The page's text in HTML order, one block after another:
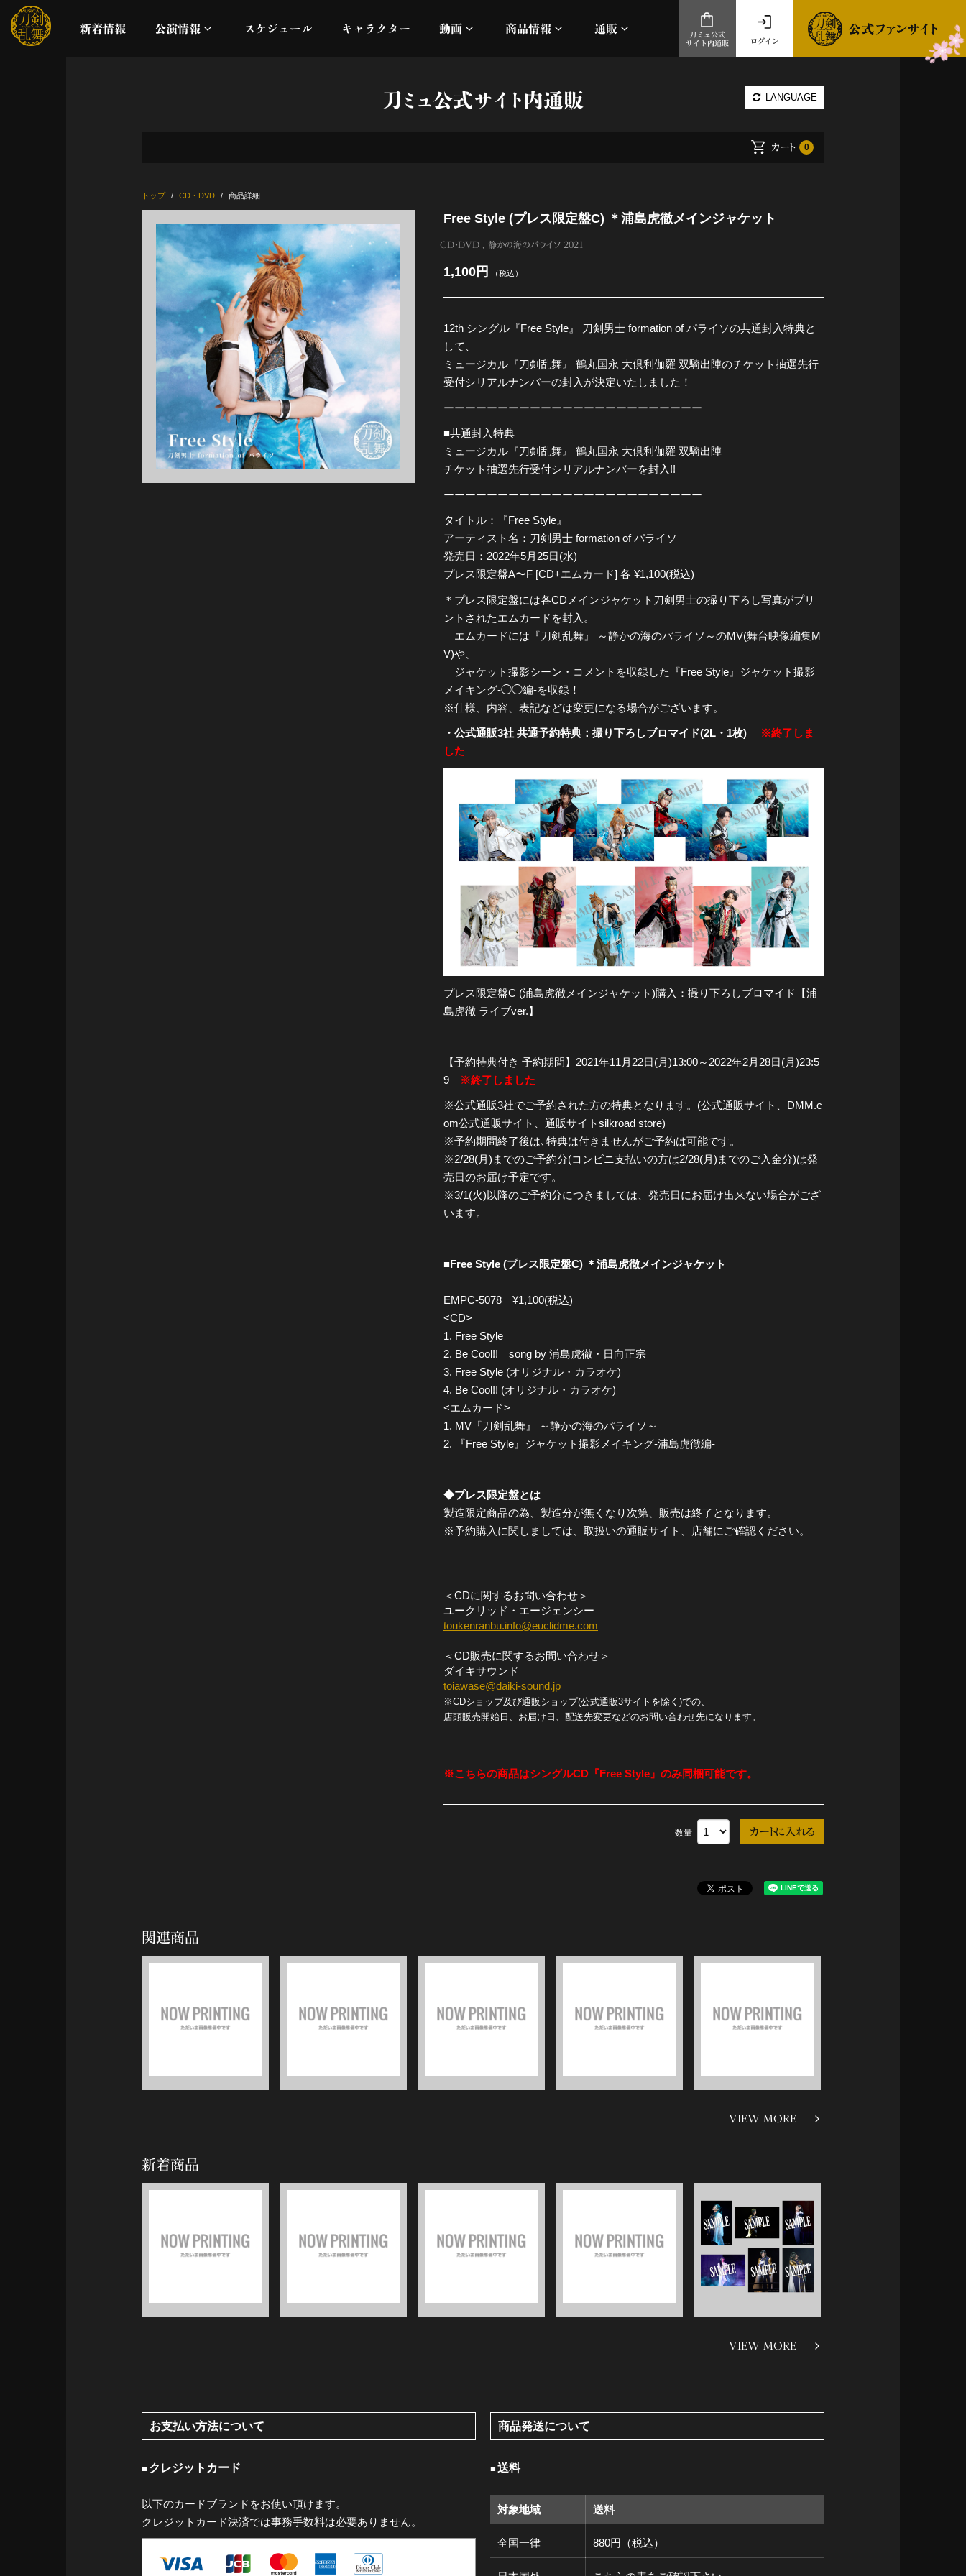
新着情報 公演情報
配信
ライブビューイング
公演に関するお知らせ
スケジュール キャラクター 動画
オフィシャルムービー
商品情報
加州清光 単騎出陣 極
静かなる夜半の寝ざめ
ディスコグラフィー
通販
ログイン
刀ミュ公式
サイト内通販
刀ミュ公式サイト内通販 LANGUAGE
カート 0
トップ CD・DVD 商品詳細
Free Style (プレス限定盤C) ＊浦島虎徹メインジャケット
CD・DVD 静かの海のパライソ 2021
1,100円 （税込）
12th シングル『Free Style』 刀剣男士 formation of パライソの共通封入特典と
して、
ミュージカル『刀剣乱舞』 鶴丸国永 大倶利伽羅 双騎出陣のチケット抽選先行
受付シリアルナンバーの封入が決定いたしました！
ーーーーーーーーーーーーーーーーーーーーーーーー
■共通封入特典
ミュージカル『刀剣乱舞』 鶴丸国永 大倶利伽羅 双騎出陣
チケット抽選先行受付シリアルナンバーを封入!!
ーーーーーーーーーーーーーーーーーーーーーーーー
タイトル：『Free Style』
アーティスト名：刀剣男士 formation of パライソ
発売日：2022年5月25日(水)
プレス限定盤A〜F [CD+エムカード] 各 ¥1,100(税込)
＊プレス限定盤には各CDメインジャケット刀剣男士の撮り下ろし写真がプリ
ントされたエムカードを封入。
エムカードには『刀剣乱舞』 ～静かの海のパライソ～のMV(舞台映像編集M
V)や、
ジャケット撮影シーン・コメントを収録した『Free Style』ジャケット撮影
メイキング-◯◯編-を収録！
※仕様、内容、表記などは変更になる場合がございます。
・公式通販3社 共通予約特典：撮り下ろしブロマイド(2L・1枚)
※終了しま
した
プレス限定盤C (浦島虎徹メインジャケット)購入：撮り下ろしブロマイド【浦
島虎徹 ライブver.】
【予約特典付き 予約期間】2021年11月22日(月)13:00～2022年2月28日(月)23:5
9
※終了しました
※公式通販3社でご予約された方の特典となります。(公式通販サイト、DMM.c
om公式通販サイト、通販サイトsilkroad store)
※予約期間終了後は､特典は付きませんがご予約は可能です。
※2/28(月)までのご予約分(コンビニ支払いの方は2/28(月)までのご入金分)は発
売日のお届け予定です。
※3/1(火)以降のご予約分につきましては、発売日にお届け出来ない場合がござ
います。
■Free Style (プレス限定盤C) ＊浦島虎徹メインジャケット
EMPC-5078 ¥1,100(税込)
<CD>
1. Free Style
2. Be Cool!! song by 浦島虎徹・日向正宗
3. Free Style (オリジナル・カラオケ)
4. Be Cool!! (オリジナル・カラオケ)
<エムカード>
1. MV『刀剣乱舞』 ～静かの海のパライソ～
2. 『Free Style』ジャケット撮影メイキング-浦島虎徹編-
◆プレス限定盤とは
製造限定商品の為、製造分が無くなり次第、販売は終了となります。
※予約購入に関しましては、取扱いの通販サイト、店舗にご確認ください。
＜CDに関するお問い合わせ＞
ユークリッド・エージェンシー
toukenranbu.info@euclidme.com
＜CD販売に関するお問い合わせ＞
ダイキサウンド
toiawase@daiki-sound.jp
※CDショップ及び通販ショップ(公式通販3サイトを除く)での、
店頭販売開始日、お届け日、配送先変更などのお問い合わせ先になります。
※こちらの商品はシングルCD『Free Style』のみ同梱可能です。
数量
関連商品
VIEW MORE
新着商品
VIEW MORE
お支払い方法について
クレジットカード
以下のカードブランドをお使い頂けます。
クレジットカード決済では事務手数料は必要ありません。
商品発送について
送料
対象地域 送料
全国一律 880円（税込）